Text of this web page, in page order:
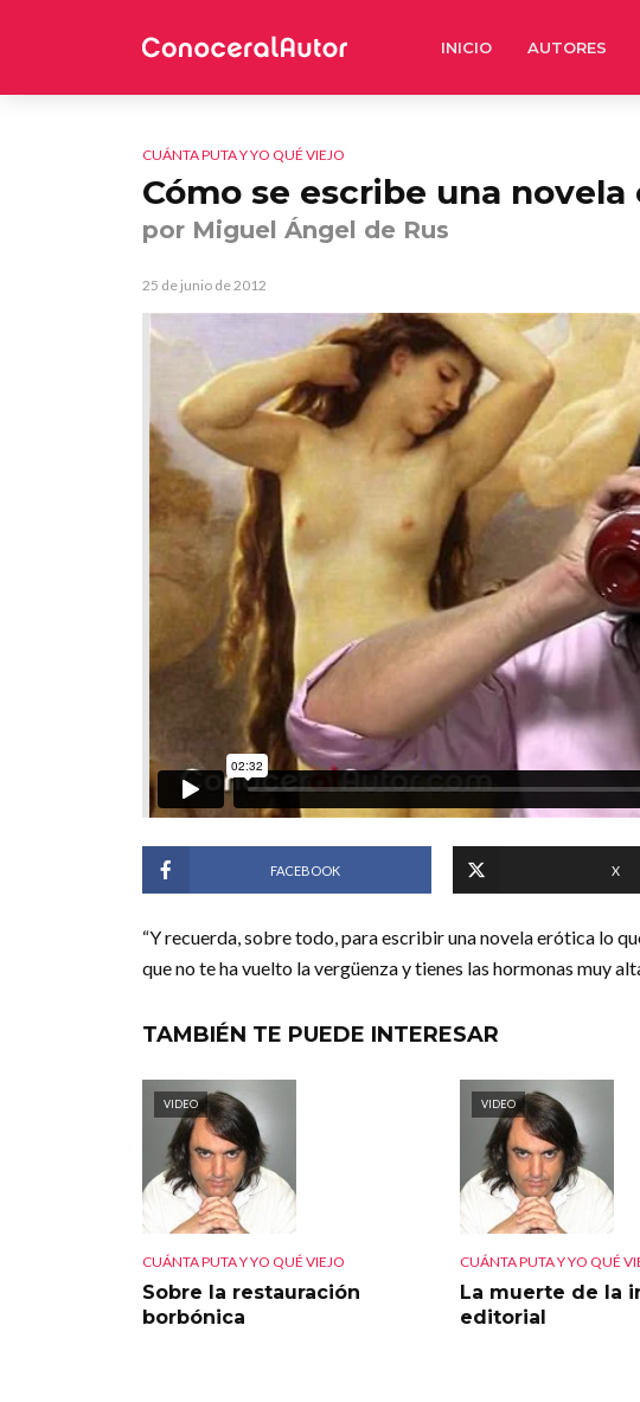
INICIO AUTORES
CUÁNTA PUTA Y YO QUÉ VIEJO
Cómo se escribe una novela
por Miguel Ángel de Rus
25 de junio de 2012
FACEBOOK X
“Y recuerda, sobre todo, para escribir una novela erótica lo
que no te ha vuelto la vergüenza y tienes las hormonas muy
TAMBIÉN TE PUEDE INTERESAR
VIDEO
CUÁNTA PUTA Y YO QUÉ VIEJO
Sobre la restauración
borbónica
VIDEO
CUÁNTA PUTA Y YO QUÉ
La muerte de la
editorial